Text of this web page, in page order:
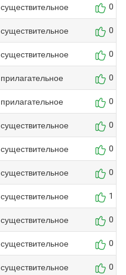
существительное 0
существительное 0
существительное 0
прилагательное 0
прилагательное 0
существительное 0
существительное 0
существительное 0
существительное 1
существительное 0
существительное 0
существительное 0